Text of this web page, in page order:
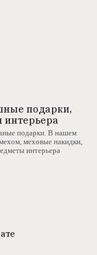
подарки,
подарки. В нашем
меховые накидки,
интерьера